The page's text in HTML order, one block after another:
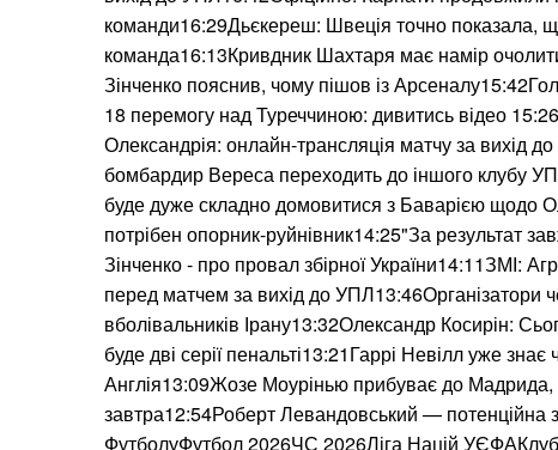
команди16:29Дьєкереш: Швеція точно показала,
команда16:13Кривдник Шахтаря має намір
Зінченко пояснив, чому пішов із Арсеналу15:42Гол
18 перемогу над Туреччиною: дивитись відео
Олександрія: онлайн-трансляція матчу за вихід
бомбардир Вереса переходить до іншого клубу
буде дуже складно домовитися з Баварією щодо
потрібен опорник-руйнівник14:25"За результат
Зінченко - про провал збірної України14:11ЗМІ:
перед матчем за вихід до УПЛ13:46Організатори
вболівальників Ірану13:32Олександр Косирін:
буде дві серії пенальті13:21Гаррі Невілл уже знає
Англія13:09Жозе Моурінью прибуває до Мадрида,
завтра12:54Роберт Левандовський — потенційна
ФутболуФутбол 2026ЧС 2026Ліга Націй